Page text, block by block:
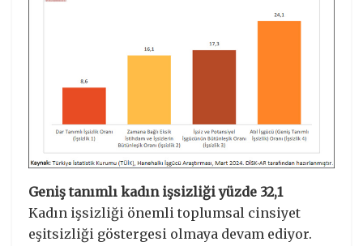
Geniş tanımlı kadın işsizliği yüzde 32,1
Kadın işsizliği önemli toplumsal cinsiyet
eşitsizliği göstergesi olmaya devam ediyor.